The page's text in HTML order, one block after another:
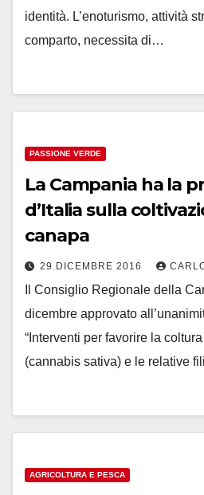
identità. L’enoturismo, attività
comparto, necessita di…
PASSIONE VERDE
La Campania ha la
d’Italia sulla
canapa
29 DICEMBRE 2016
Il Consiglio Regionale della
dicembre approvato
“Interventi per favorire la
(cannabis sativa) e le relative
AGRICOLTURA E PESCA